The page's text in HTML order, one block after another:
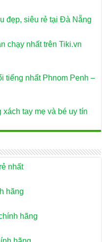
đẹp, siêu rẻ tại Đà Nẵng
chạy nhất trên Tiki.vn
tiếng nhất Phnom Penh –
tay mẹ và bé uy tín
nhất
hãng
hãng